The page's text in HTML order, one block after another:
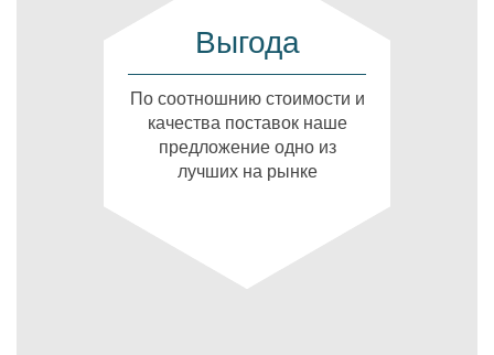
Выгода
По соотношнию стоимости и
качества поставок наше
предложение одно из
лучших на рынке